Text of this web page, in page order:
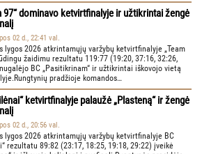
97“ dominavo ketvirtfinalyje ir užtikrintai žengė
02 d., 22:41 val.
lygos 2026 atkrintamųjų varžybų ketvirtfinalyje „Team
žaidimu rezultatu 119:77 (19:20, 37:16, 32:26,
BC „Pasitikrinam“ ir užtikrintai iškovojo vietą
pradžioje komandos…
ketvirtfinalyje palaužė „Plasteną“ ir žengė
02 d., 20:56 val.
lygos 2026 atkrintamųjų varžybų ketvirtfinalyje BC
rezultatu 89:82 (23:17, 18:25, 19:18, 29:22) įveikė